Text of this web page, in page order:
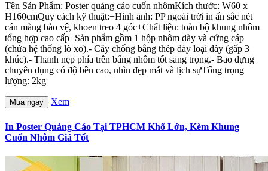
Tên Sản Phẩm: Poster quảng cáo cuốn nhômKích thước: W60 x
H160cmQuy cách kỹ thuật:+Hình ảnh: PP ngoài trời in ấn sắc nét
cán màng bảo vệ, khoen treo 4 góc+Chất liệu: toàn bộ khung nhôm
tổng hợp cao cấp+Sản phẩm gồm 1 hộp nhôm dày và cứng cáp
(chứa hệ thống lò xo).- Cây chống bằng thép dày loại dày (gấp 3
khúc).- Thanh nẹp phía trên bằng nhôm tốt sang trọng.- Bao đựng
chuyên dụng có độ bền cao, nhìn đẹp mắt và lịch sựTổng trọng
lượng: 2kg
Mua ngay Xem
In Poster Quảng Cáo Tại TPHCM Khổ Lớn, Kèm Khung
Cuốn Nhôm Giá Tốt